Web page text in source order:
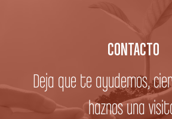
CONTACTO
Deja que te ayudemos,
haznos una